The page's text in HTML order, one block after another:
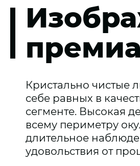
Кристально чистые
себе равных в
сегменте. Высокая
всему периметру
длительное
удовольствия от